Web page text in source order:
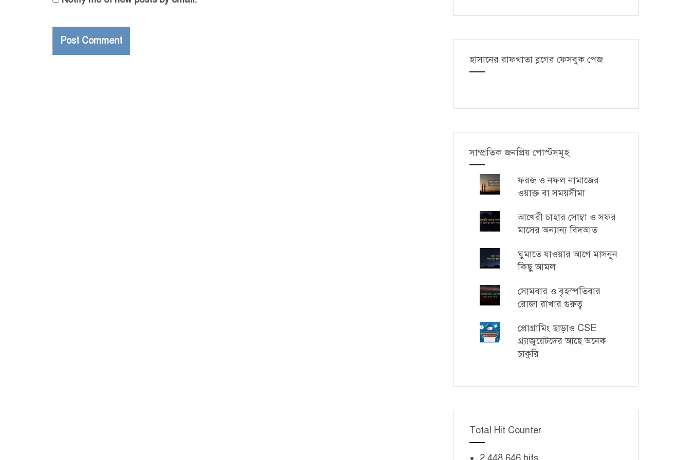
হাসানের রাফখাতা ব্লগের ফেসবুক পেজ
সাম্প্রতিক জনপ্রিয় পোস্টসমূহ
ফরজ ও নফল নামাজের
ওয়াক্ত বা সময়সীমা
আখেরী চাহার সোম্বা ও সফর
মাসের অন্যান্য বিদআত
ঘুমাতে যাওয়ার আগে মাসনুন
কিছু আমল
সোমবার ও বৃহস্পতিবার
রোজা রাখার গুরুত্ব
প্রোগ্রামিং ছাড়াও CSE
গ্র্যাজুয়েটদের আছে অনেক
চাকুরি
Total Hit Counter